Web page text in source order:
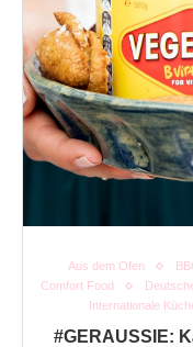
Aus dem Ofen
Comfort Food
Internationale
#GERAUSSIE: